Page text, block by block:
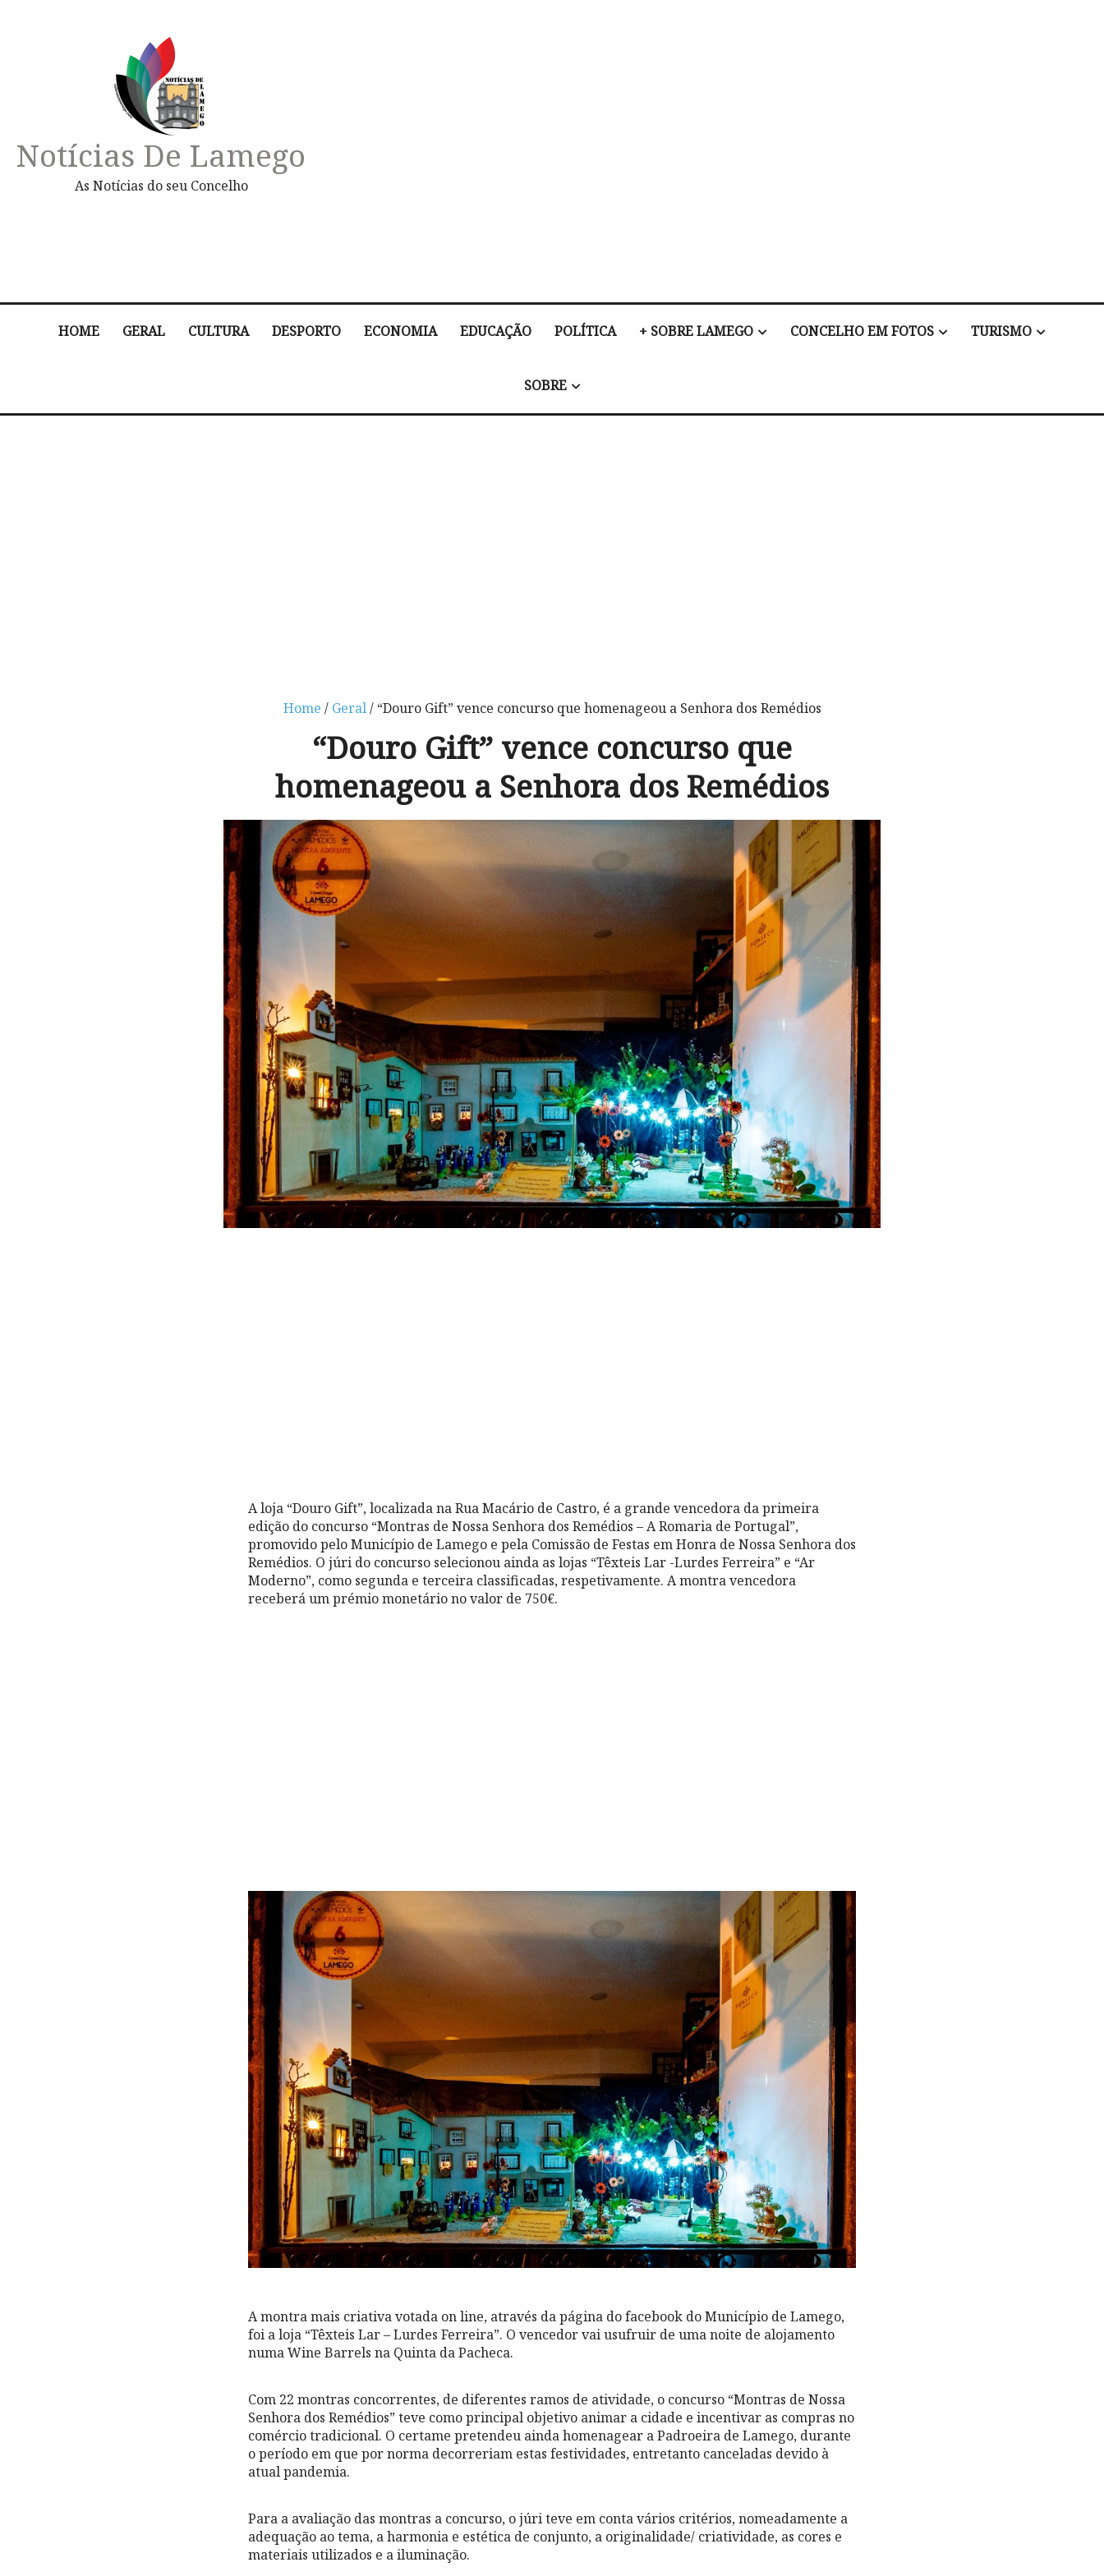
Notícias De Lamego
As Notícias do seu Concelho
HOME GERAL CULTURA DESPORTO ECONOMIA EDUCAÇÃO POLÍTICA + SOBRE LAMEGO CONCELHO EM FOTOS TURISMO
SOBRE
Home / Geral/ “Douro Gift” vence concurso que homenageou a Senhora dos Remédios
“Douro Gift” vence concurso que
homenageou a Senhora dos Remédios
A loja “Douro Gift”, localizada na Rua Macário de Castro, é a grande vencedora da primeira
edição do concurso “Montras de Nossa Senhora dos Remédios – A Romaria de Portugal”,
promovido pelo Município de Lamego e pela Comissão de Festas em Honra de Nossa Senhora dos
Remédios. O júri do concurso selecionou ainda as lojas “Têxteis Lar -Lurdes Ferreira” e “Ar
Moderno”, como segunda e terceira classificadas, respetivamente. A montra vencedora
receberá um prémio monetário no valor de 750€.
A montra mais criativa votada on line, através da página do facebook do Município de Lamego,
foi a loja “Têxteis Lar – Lurdes Ferreira”. O vencedor vai usufruir de uma noite de alojamento
numa Wine Barrels na Quinta da Pacheca.
Com 22 montras concorrentes, de diferentes ramos de atividade, o concurso “Montras de Nossa
Senhora dos Remédios” teve como principal objetivo animar a cidade e incentivar as compras no
comércio tradicional. O certame pretendeu ainda homenagear a Padroeira de Lamego, durante
o período em que por norma decorreriam estas festividades, entretanto canceladas devido à
atual pandemia.
Para a avaliação das montras a concurso, o júri teve em conta vários critérios, nomeadamente a
adequação ao tema, a harmonia e estética de conjunto, a originalidade/ criatividade, as cores e
materiais utilizados e a iluminação.